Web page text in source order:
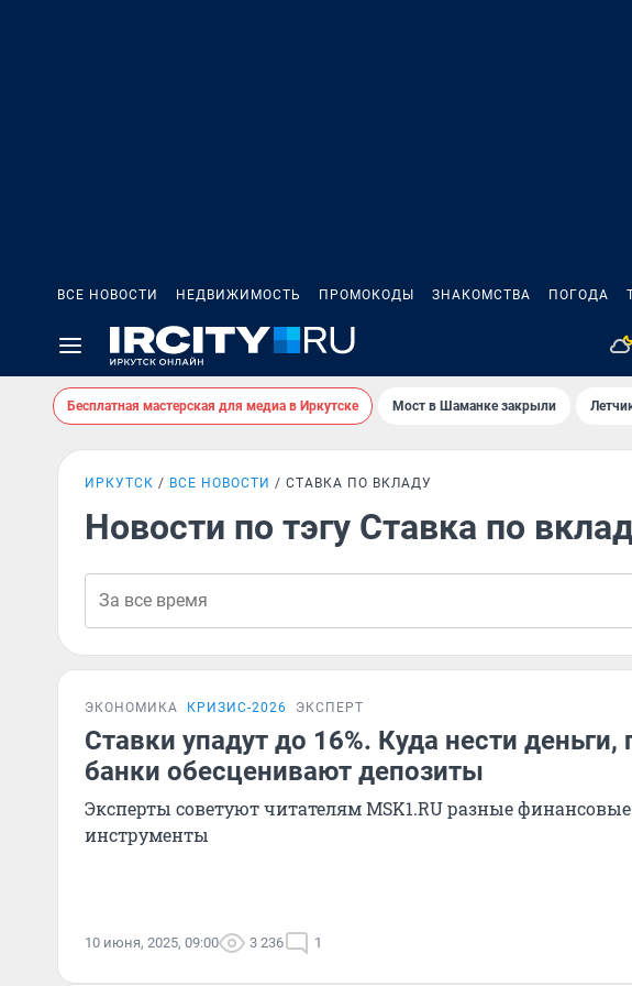
ВСЕ НОВОСТИ НЕДВИЖИМОСТЬ ПРОМОКОДЫ ЗНАКОМСТВА ПОГОДА
Бесплатная мастерская для медиа в Иркутске Мост в Шаманке закрыли
ИРКУТСК ВСЕ НОВОСТИ СТАВКА ПО ВКЛАДУ
Новости по тэгу Ставка по
ЭКОНОМИКА КРИЗИС-2026 ЭКСПЕРТ
Ставки упадут до 16%. Куда нести деньги,
банки обесценивают депозиты
Эксперты советуют читателям MSK1.RU разные финансовые
инструменты
10 июня, 2025, 09:00 3 236 1